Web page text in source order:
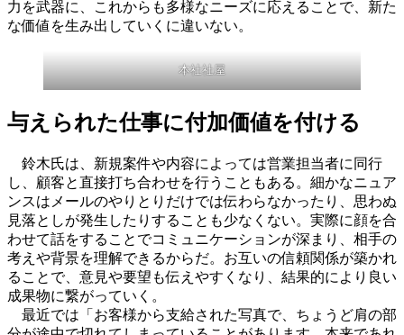
力を武器に、これからも多様なニーズに応えることで、新た
な価値を生み出していくに違いない。
本社社屋
与えられた仕事に付加価値を付ける
鈴木氏は、新規案件や内容によっては営業担当者に同行
し、顧客と直接打ち合わせを行うこともある。細かなニュア
ンスはメールのやりとりだけでは伝わらなかったり、思わぬ
見落としが発生したりすることも少なくない。実際に顔を合
わせて話をすることでコミュニケーションが深まり、相手の
考えや背景を理解できるからだ。お互いの信頼関係が築かれ
ることで、意見や要望も伝えやすくなり、結果的により良い
成果物に繋がっていく。
最近では「お客様から支給された写真で、ちょうど肩の部